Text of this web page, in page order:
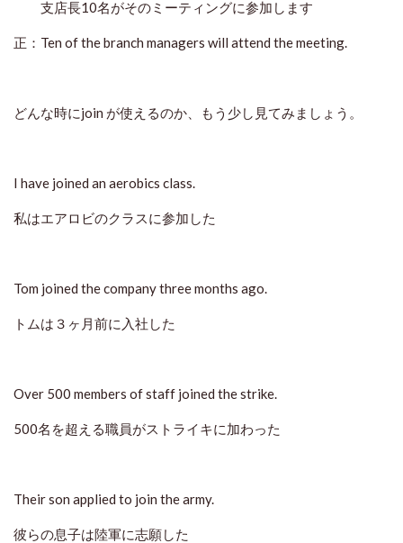
支店長10名がそのミーティングに参加します
正：Ten of the branch managers will attend the meeting.
どんな時にjoin が使えるのか、もう少し見てみましょう。
I have joined an aerobics class.
私はエアロビのクラスに参加した
Tom joined the company three months ago.
トムは３ヶ月前に入社した
Over 500 members of staff joined the strike.
500名を超える職員がストライキに加わった
Their son applied to join the army.
彼らの息子は陸軍に志願した